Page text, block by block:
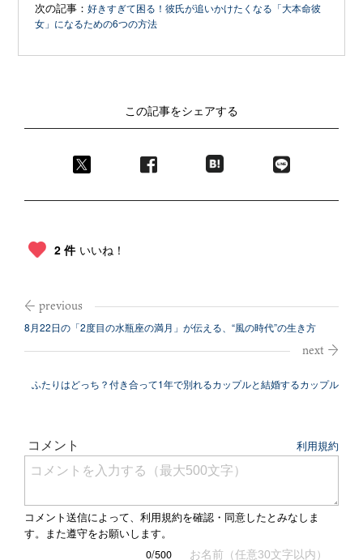
次の記事：好きすぎて困る！彼氏が追いかけたくなる「大本命彼
女」になるための6つの方法
この記事をシェアする
2 件 いいね！
8月22日の「2度目の水瓶座の満月」が伝える、“風の時代”の生き方
ふたりはどっち？付き合って1年で別れるカップルと結婚するカップル